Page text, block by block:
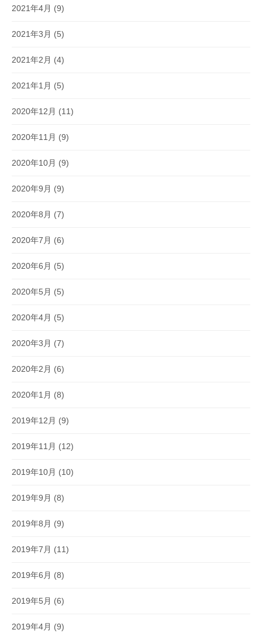
2021年4月 (9)
2021年3月 (5)
2021年2月 (4)
2021年1月 (5)
2020年12月 (11)
2020年11月 (9)
2020年10月 (9)
2020年9月 (9)
2020年8月 (7)
2020年7月 (6)
2020年6月 (5)
2020年5月 (5)
2020年4月 (5)
2020年3月 (7)
2020年2月 (6)
2020年1月 (8)
2019年12月 (9)
2019年11月 (12)
2019年10月 (10)
2019年9月 (8)
2019年8月 (9)
2019年7月 (11)
2019年6月 (8)
2019年5月 (6)
2019年4月 (9)